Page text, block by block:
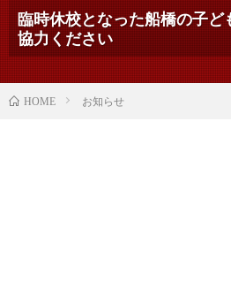
臨時休校となった船橋の子ど
協力ください
HOME お知らせ